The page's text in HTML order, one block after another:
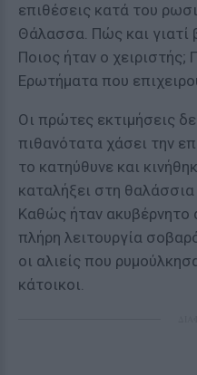
επιθέσεις κατά του
Θάλασσα. Πώς και γιατί
Ποιος ήταν ο χειριστής;
Ερωτήματα που
Οι πρώτες εκτιμήσεις
πιθανότατα χάσει την
το κατηύθυνε και
καταλήξει στη
Καθώς ήταν ακυβέρνητο
πλήρη λειτουργία
οι αλιείς που
κάτοικοι.